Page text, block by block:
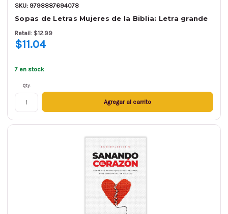
SKU: 9798887694078
Sopas de Letras Mujeres de la Biblia: Letra grande
Retail: $12.99
$11.04
7 en stock
Qty.
Agregar al carrito